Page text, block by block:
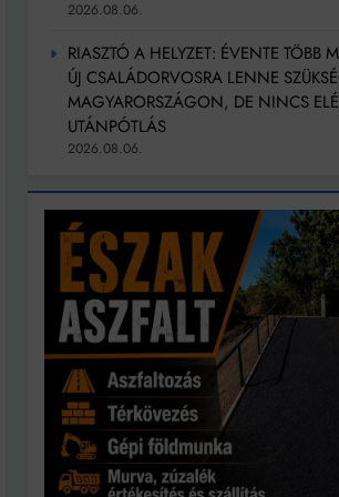
2026.08.06.
RIASZTÓ A HELYZET: ÉVENTE TÖBB
ÚJ CSALÁDORVOSRA LENNE
MAGYARORSZÁGON, DE NINCS
UTÁNPÓTLÁS
2026.08.06.